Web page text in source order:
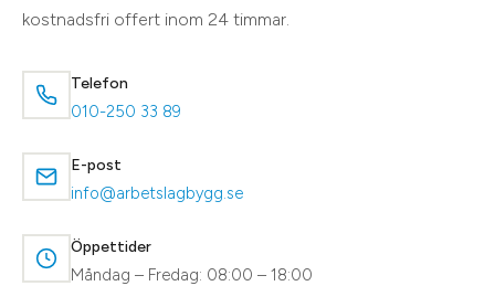
kostnadsfri offert inom 24 timmar.
Telefon
010-250 33 89
E-post
info@arbetslagbygg.se
Öppettider
Måndag – Fredag: 08:00 – 18:00